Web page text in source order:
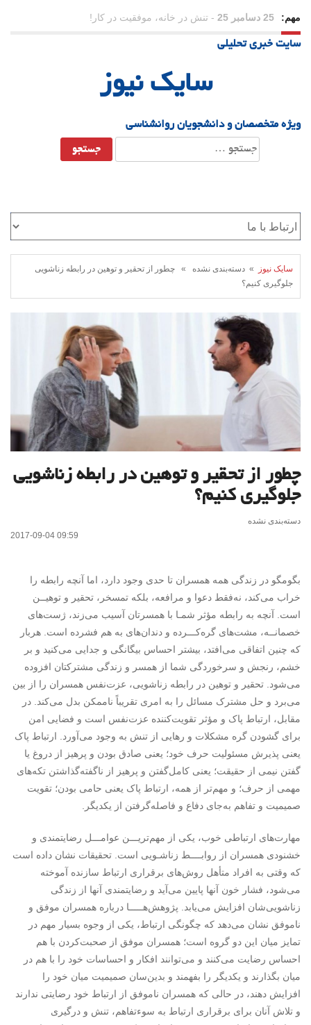
مهم: 23 دسامبر 25 - چرا اراده می‌کنیم ولی شکست می‌خوریم؟
21 دسامبر 25
سایت خبری تحلیلی
سایک نیوز
ویژه متخصصان و دانشجویان روانشناسی
جستجو
برای:
سایک نیوز
» دسته‌بندی نشده » چطور از تحقیر و توهین در رابطه زناشویی
جلوگیری کنیم؟
چطور از تحقیر و توهین در رابطه زناشویی
جلوگیری کنیم؟
دسته‌بندی نشده
2017-09-04 09:59
بگومگو در زندگی همه همسران تا حدی وجود دارد، اما آنچه رابطه را
خراب می‌کند، نه‌فقط دعوا و مرافعه، بلکه تمسخر، تحقیر و توهیــن
است. آنچه به رابطه مؤثر شمـا با همسرتان آسیب می‌زند، ژست‌های
خصمانــه، مشت‌های گره‌کـــرده و دندان‌های به هم فشرده است. هربار
که چنین اتفاقی می‌افتد، بیشتر احساس بیگانگی و جدایی می‌کنید و بر
خشم، رنجش و سرخوردگی شما از همسر و زندگی مشترکتان افزوده
می‌شود. تحقیر و توهین در رابطه ‌زناشویی، عزت‌نفس همسران را از بین
می‌برد و حل مشترک مسائل را به امری تقریباً ناممکن بدل می‌کند. در
مقابل، ارتباط پاک و مؤثر تقویت‌کننده عزت‌نفس است و فضایی امن
برای گشودن گره مشکلات و رهایی از تنش به وجود می‌آورد. ارتباط پاک
یعنی پذیرش مسئولیت حرف خود؛ یعنی صادق بودن و پرهیز از دروغ یا
گفتن نیمی از حقیقت؛ یعنی کامل‌گفتن و پرهیز از ناگفته‌گذاشتن تکه‌های
مهمی از حرف؛ و مهم‌تر از همه، ارتباط پاک یعنی حامی بودن؛ تقویت
صمیمیت و تفاهم به‌جای دفاع و فاصله‌گرفتن از یکدیگر.
مهارت‌های ارتباطی خوب، یکی از مهم‌تریـــن عوامـــل رضایتمندی و
خشنودی همسران از روابــــط زناشـویی است. تحقیقات نشان داده است
که وقتی به افراد متأهل روش‌های برقراری ارتباط سازنده آموخته
می‌شود، فشار خون آنها پایین می‌آید و رضایتمندی آنها از زندگی
زناشویی‌شان افزایش می‌یابد. پژوهش‌هـــــا درباره همسران موفق و
ناموفق نشان می‌دهد که چگونگی ارتباط، یکی از وجوه بسیار مهم در
تمایز میان این دو گروه است؛ همسران موفق از صحبت‌کردن با هم
احساس رضایت می‌کنند و می‌توانند افکار و احساسات خود را با هم در
میان بگذارند و یکدیگر را بفهمند و بدین‌سان صمیمیت میان خود را
افزایش دهند، در حالی‌ که همسران ناموفق از ارتباط خود رضایتی ندارند
و تلاش آنان برای برقراری ارتباط به سوءتفاهم، تنش و درگیری